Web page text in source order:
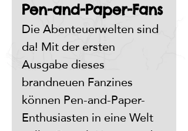
Pen-and-Paper-Fans
Die Abenteuerwelten sind
da! Mit der ersten
Ausgabe dieses
brandneuen Fanzines
können Pen-and-Paper-
Enthusiasten in eine Welt